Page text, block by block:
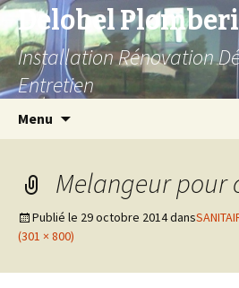
Delobel
Installation Rénovation
Entretien
Menu
Melangeur pour
Publié le 29 octobre 2014dans
(301 × 800)